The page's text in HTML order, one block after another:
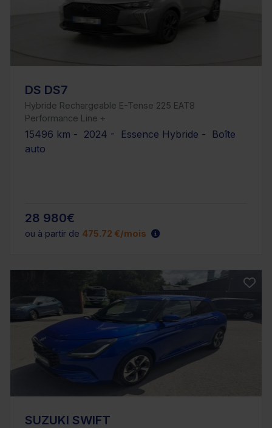
DS DS7
Hybride Rechargeable E-Tense 225 EAT8
Performance Line +
15496 km - 2024 - Essence Hybride - Boîte
auto
28 980€
ou à partir de 475.72 €/mois
SUZUKI SWIFT